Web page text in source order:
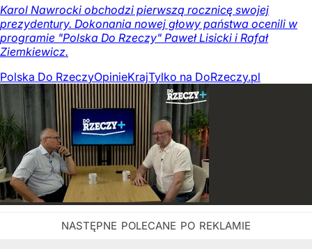
Karol Nawrocki obchodzi pierwszą rocznicę swojej
prezydentury. Dokonania nowej głowy państwa ocenili w
programie "Polska Do Rzeczy" Paweł Lisicki i Rafał
Ziemkiewicz.
Polska Do RzeczyOpinieKrajTylko na DoRzeczy.pl